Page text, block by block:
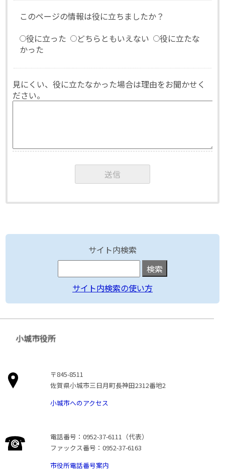
このページの情報は役に立ちましたか？
役に立った
どちらともいえない
役に立たな
かった
見にくい、役に立たなかった場合は理由をお聞かせく
ださい。
サイト内検索
サイト内検索の使い方
小城市役所
〒845-8511
佐賀県小城市三日月町長神田2312番地2
小城市へのアクセス
電話番号：0952-37-6111（代表）
ファックス番号：0952-37-6163
市役所電話番号案内